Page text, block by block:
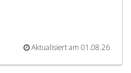
Aktualisiert am 01.08.26